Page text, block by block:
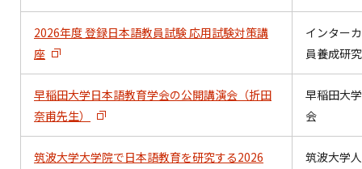
2026年度 登録日本語教員試験 応用試験対策講
座
インター
員養成研
早稲田大学日本語教育学会の公開講演会（折田
奈甫先生）
早稲田大
会
筑波大学大学院で日本語教育を研究する2026
筑波大学